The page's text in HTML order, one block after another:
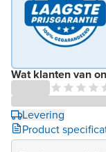
Wat klanten van
Levering
Product